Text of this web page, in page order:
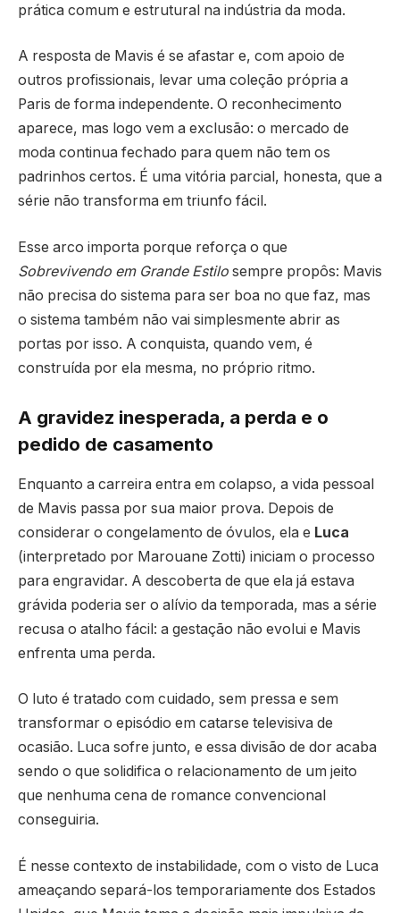
prática comum e estrutural na indústria da moda.
A resposta de Mavis é se afastar e, com apoio de
outros profissionais, levar uma coleção própria a
Paris de forma independente. O reconhecimento
aparece, mas logo vem a exclusão: o mercado de
moda continua fechado para quem não tem os
padrinhos certos. É uma vitória parcial, honesta, que a
série não transforma em triunfo fácil.
Esse arco importa porque reforça o que
Sobrevivendo em Grande Estilo sempre propôs: Mavis
não precisa do sistema para ser boa no que faz, mas
o sistema também não vai simplesmente abrir as
portas por isso. A conquista, quando vem, é
construída por ela mesma, no próprio ritmo.
A gravidez inesperada, a perda e o
pedido de casamento
Enquanto a carreira entra em colapso, a vida pessoal
de Mavis passa por sua maior prova. Depois de
considerar o congelamento de óvulos, ela e Luca
(interpretado por Marouane Zotti) iniciam o processo
para engravidar. A descoberta de que ela já estava
grávida poderia ser o alívio da temporada, mas a série
recusa o atalho fácil: a gestação não evolui e Mavis
enfrenta uma perda.
O luto é tratado com cuidado, sem pressa e sem
transformar o episódio em catarse televisiva de
ocasião. Luca sofre junto, e essa divisão de dor acaba
sendo o que solidifica o relacionamento de um jeito
que nenhuma cena de romance convencional
conseguiria.
É nesse contexto de instabilidade, com o visto de Luca
ameaçando separá-los temporariamente dos Estados